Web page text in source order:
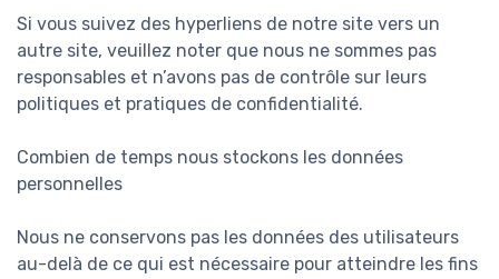
Si vous suivez des hyperliens de notre site vers un
autre site, veuillez noter que nous ne sommes pas
responsables et n’avons pas de contrôle sur leurs
politiques et pratiques de confidentialité.
Combien de temps nous stockons les données
personnelles
Nous ne conservons pas les données des utilisateurs
au-delà de ce qui est nécessaire pour atteindre les fins